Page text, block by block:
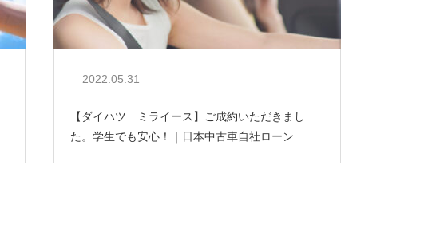
2022.05.31
【ダイハツ ミライース】ご成約いただきまし
た。学生でも安心！｜日本中古車自社ローン